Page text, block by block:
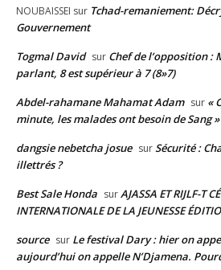
NOUBAISSEI sur Tchad-remaniement:
Gouvernement
Togmal David sur Chef de l’opposition
parlant, 8 est supérieur à 7 (8»7)
Abdel-rahamane Mahamat Adam sur «
minute, les malades ont besoin de Sang »
dangsie nebetcha josue sur Sécurité :
illettrés ?
Best Sale Honda surAJASSA ET RIJLF-T
INTERNATIONALE DE LA JEUNESSE
source sur Le festival Dary : hier on
aujourd’hui on appelle N’Djamena.